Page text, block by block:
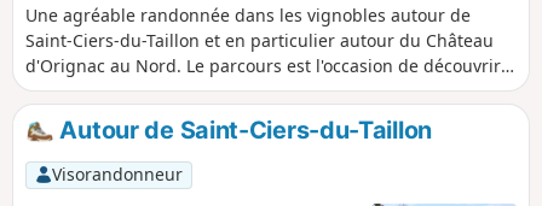
Une agréable randonnée dans les vignobles autour de
Saint-Ciers-du-Taillon et en particulier autour du Château
d'Orignac au Nord. Le parcours est l'occasion de découvrir
cette belle campagne de Saintonge avec de belles vues sur
les vignes, les cultures et les petits bois. Au fil de la
randonnée, quelques exemples remarquables du bâti
traditionnel.
Autour de Saint-Ciers-du-Taillon
Visorandonneur